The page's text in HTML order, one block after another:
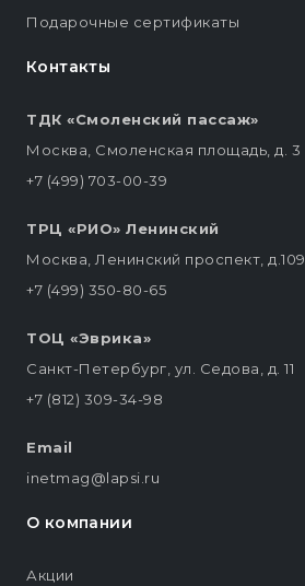
Контакты
ТДК «Смоленский пассаж»
Москва, Смоленская площадь, д. 3
+7 (499) 703-00-39
ТРЦ «РИО» Ленинский
Москва, Ленинский проспект, д.109
+7 (499) 350-80-65
ТОЦ «Эврика»
Санкт-Петербург, ул. Седова, д. 11
+7 (812) 309-34-98
Email
inetmag@lapsi.ru
Подарочные сертификаты
О компании
Акции